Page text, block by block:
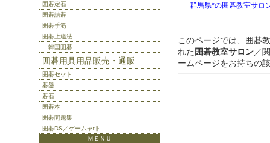
群馬県*の囲碁教室サロ
このページでは、囲碁
れた 囲碁教室サロン／
ームページをお持ちの
囲碁定石
囲碁詰碁
囲碁手筋
囲碁上達法
韓国囲碁
囲碁用具用品販売・通販
囲碁セット
碁盤
碁石
囲碁本
囲碁問題集
囲碁DS／ゲームャtト
ＭＥＮＵ